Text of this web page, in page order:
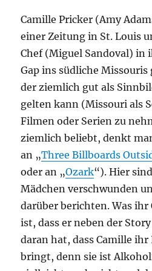
Camille Pricker (Amy
einer Zeitung in St. Louis
Chef (Miguel Sandoval) in
Gap ins südliche
der ziemlich gut als
gelten kann (Missouri als
Filmen oder Serien zu
ziemlich beliebt, denkt
an „Three Billboards
oder an „Ozark“). Hier
Mädchen verschwunden
darüber berichten. Was
ist, dass er neben der
daran hat, dass Camille
bringt, denn sie ist